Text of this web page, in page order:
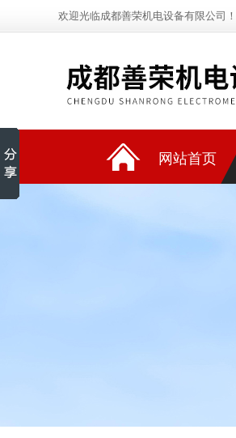
欢迎光临成都善荣机电设备有限公司！
网站首页